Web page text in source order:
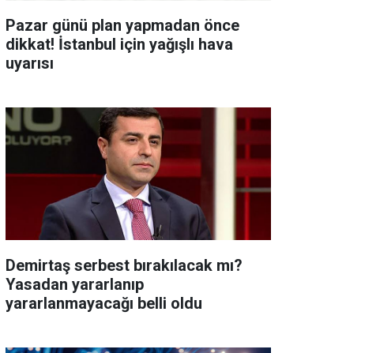
Pazar günü plan yapmadan önce
dikkat! İstanbul için yağışlı hava
uyarısı
Demirtaş serbest bırakılacak mı?
Yasadan yararlanıp
yararlanmayacağı belli oldu